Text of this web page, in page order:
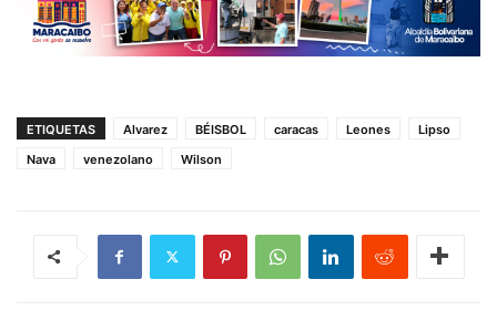
ETIQUETAS Alvarez BÉISBOL caracas Leones
Lipso
Nava
venezolano Wilson